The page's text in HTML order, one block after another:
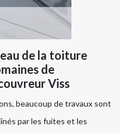
de la toiture
de
Viss
beaucoup de travaux sont
par les fuites et les